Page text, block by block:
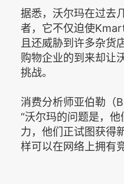
据悉，沃尔玛在过去
者，它不仅迫使
且还威胁到许多杂货
购物企业的到来却让
挑战。
消费分析师亚伯勒（
“沃尔玛的问题是，
力，他们正试图获得
样可以在网络上拥有